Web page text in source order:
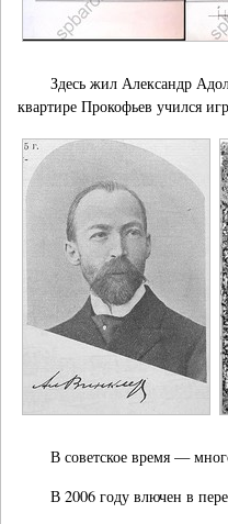
Здесь жил Александр
квартире Прокофьев учился
В советское время —
В 2006 году влючен в